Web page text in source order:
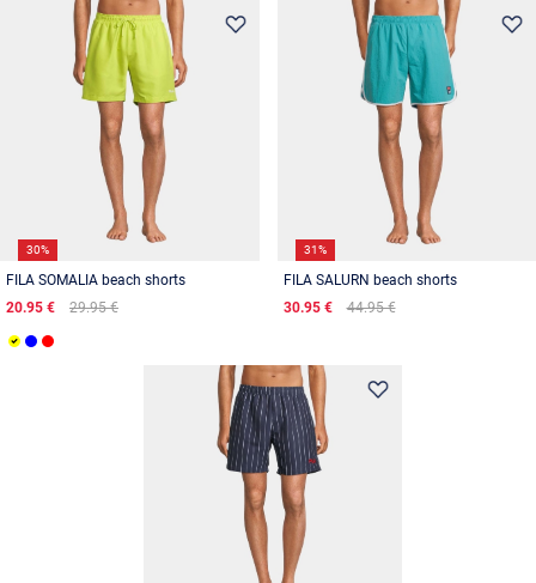
30%
FILA SOMALIA beach shorts
20.95 €
29.95 €
31%
FILA SALURN beach shorts
30.95 €
44.95 €